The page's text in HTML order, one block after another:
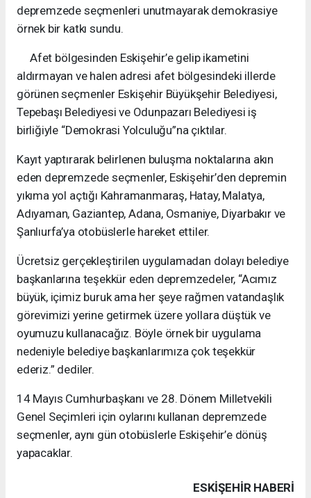
depremzede seçmenleri unutmayarak demokrasiye
örnek bir katkı sundu.
Afet bölgesinden Eskişehir’e gelip ikametini
aldırmayan ve halen adresi afet bölgesindeki illerde
görünen seçmenler Eskişehir Büyükşehir Belediyesi,
Tepebaşı Belediyesi ve Odunpazarı Belediyesi iş
birliğiyle “Demokrasi Yolculuğu”na çıktılar.
Kayıt yaptırarak belirlenen buluşma noktalarına akın
eden depremzede seçmenler, Eskişehir’den depremin
yıkıma yol açtığı Kahramanmaraş, Hatay, Malatya,
Adıyaman, Gaziantep, Adana, Osmaniye, Diyarbakır ve
Şanlıurfa’ya otobüslerle hareket ettiler.
Ücretsiz gerçekleştirilen uygulamadan dolayı belediye
başkanlarına teşekkür eden depremzedeler, “Acımız
büyük, içimiz buruk ama her şeye rağmen vatandaşlık
görevimizi yerine getirmek üzere yollara düştük ve
oyumuzu kullanacağız. Böyle örnek bir uygulama
nedeniyle belediye başkanlarımıza çok teşekkür
ederiz.” dediler.
14 Mayıs Cumhurbaşkanı ve 28. Dönem Milletvekili
Genel Seçimleri için oylarını kullanan depremzede
seçmenler, aynı gün otobüslerle Eskişehir’e dönüş
yapacaklar.
ESKIŞEHIR HABERİ